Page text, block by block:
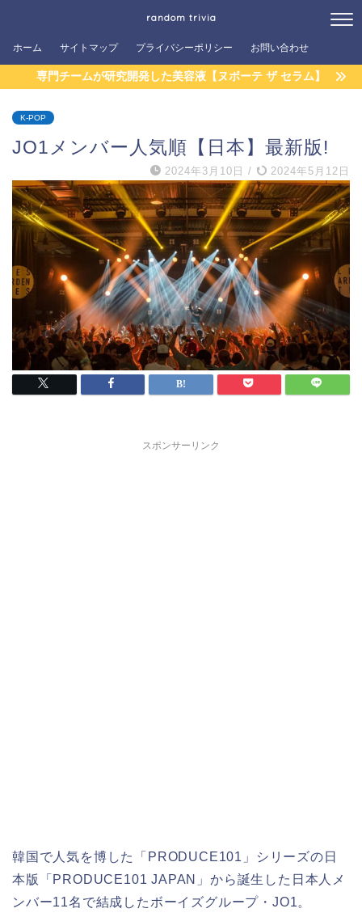
random trivia
ホーム サイトマップ プライバシーポリシー お問い合わせ
専門チームが研究開発した美容液【ヌボーテ ザ セラム】
K-POP
JO1メンバー人気順【日本】最新版!
2024年3月10日 / 2024年5月12日
スポンサーリンク
韓国で人気を博した「PRODUCE101」シリーズの日
本版「PRODUCE101 JAPAN」から誕生した日本人メ
ンバー11名で結成したボーイズグループ・JO1。